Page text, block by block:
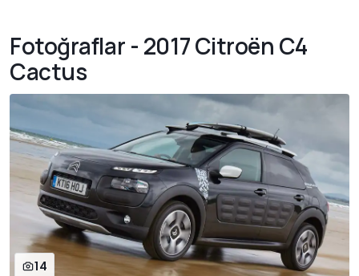
Fotoğraflar - 2017 Citroën C4
Cactus
14